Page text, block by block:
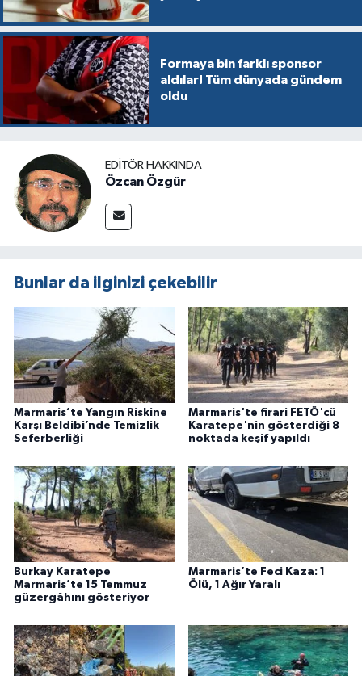
Formaya bin farklı sponsor
aldılar! Tüm dünyada gündem
oldu
EDITÖR HAKKINDA
Özcan Özgür
Bunlar da ilginizi çekebilir
Marmaris’te Yangın Riskine
Karşı Beldibi’nde Temizlik
Seferberliği
Marmaris'te firari FETÖ'cü
Karatepe'nin gösterdiği 8
noktada keşif yapıldı
Burkay Karatepe
Marmaris’te 15 Temmuz
güzergâhını gösteriyor
Marmaris’te Feci Kaza: 1
Ölü, 1 Ağır Yaralı